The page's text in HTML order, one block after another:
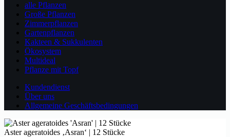
alle Pflanzen
Große Pflanzen
Zimmerpflanzen
Gartenpflanzen
Kakteen & Sukkulenten
Ökosystem
Multideal
Pflanze mit Topf
Kundendienst
Über uns
Allgemeine Geschäftsbedingungen
Aster ageratoides ‚Asran‘ | 12 Stücke